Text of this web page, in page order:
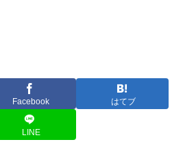
Facebook はてブ
LINE